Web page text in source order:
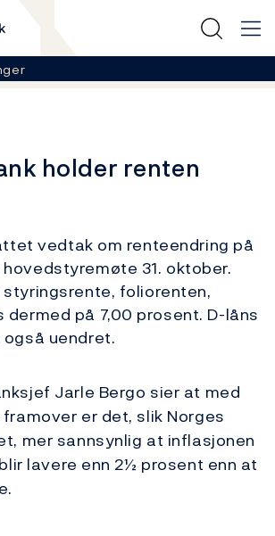
holder renten
vedtak om renteendring på
31. oktober.
styringsrente, foliorenten,
på 7,00 prosent. D-låns
uendret.
Jarle Bergo sier at med
er det, slik Norges
mer sannsynlig at inflasjonen
lavere enn 2½ prosent enn at